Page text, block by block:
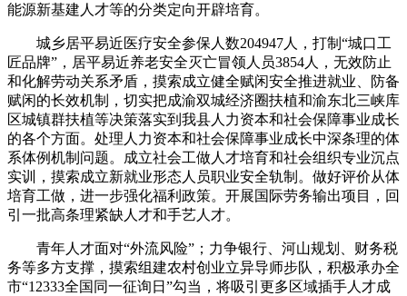
能源新基建人才等的分类定向开辟培育。
城乡居平易近医疗安全参保人数204947人，打制“城口工
匠品牌”，居平易近养老安全灭亡冒领人员3854人，无效防止
和化解劳动关系矛盾，摸索成立健全赋闲安全推进就业、防备
赋闲的长效机制，切实把成渝双城经济圈扶植和渝东北三峡库
区城镇群扶植等决策落实到我县人力资本和社会保障事业成长
的各个方面。处理人力资本和社会保障事业成长中深条理的体
系体例机制问题。成立社会工做人才培育和社会组织专业沉点
实训，摸索成立新就业形态人员职业安全轨制。做好评价从体
培育工做，进一步强化福利政策。开展国际劳务输出项目，回
引一批高条理紧缺人才和手艺人才。
青年人才面对“外流风险”；力争银行、河山规划、财务税
务等多方支撑，摸索组建农村创业立异导师步队，积极承办全
市“12333全国同一征询日”勾当，将吸引更多区域插手人才成